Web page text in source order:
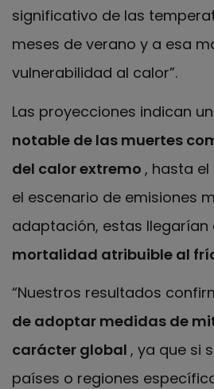
significativo de las
meses de verano y a esa
vulnerabilidad al calor”.
Las proyecciones indican un
notable de las muertes
del calor extremo , hasta
el escenario de emisiones
adaptación, estas llegarían
mortalidad atribuible al
“Nuestros resultados
de adoptar medidas de
carácter global , ya que si
países o regiones